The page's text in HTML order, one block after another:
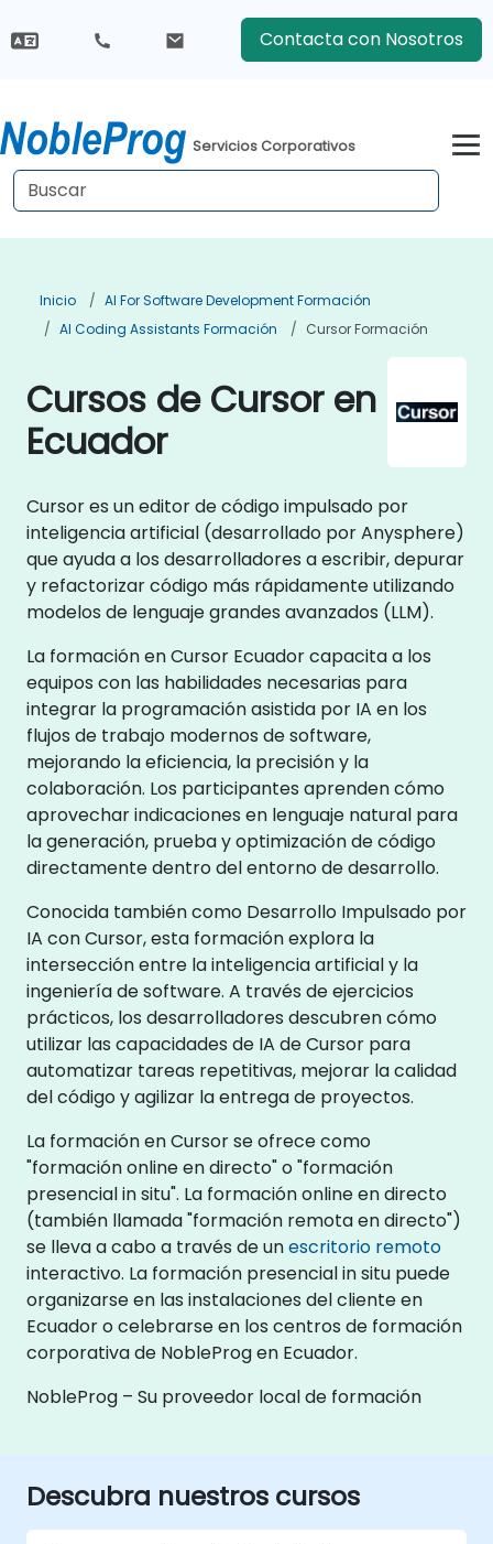
Contacta con Nosotros
Servicios Corporativos
Inicio
AI For Software Development Formación
AI Coding Assistants Formación
Cursor Formación
Cursos de Cursor en
Ecuador
Cursor es un editor de código impulsado por
inteligencia artificial (desarrollado por Anysphere)
que ayuda a los desarrolladores a escribir, depurar
y refactorizar código más rápidamente utilizando
modelos de lenguaje grandes avanzados (LLM).
La formación en Cursor Ecuador capacita a los
equipos con las habilidades necesarias para
integrar la programación asistida por IA en los
flujos de trabajo modernos de software,
mejorando la eficiencia, la precisión y la
colaboración. Los participantes aprenden cómo
aprovechar indicaciones en lenguaje natural para
la generación, prueba y optimización de código
directamente dentro del entorno de desarrollo.
Conocida también como Desarrollo Impulsado por
IA con Cursor, esta formación explora la
intersección entre la inteligencia artificial y la
ingeniería de software. A través de ejercicios
prácticos, los desarrolladores descubren cómo
utilizar las capacidades de IA de Cursor para
automatizar tareas repetitivas, mejorar la calidad
del código y agilizar la entrega de proyectos.
La formación en Cursor se ofrece como
"formación online en directo" o "formación
presencial in situ". La formación online en directo
(también llamada "formación remota en directo")
se lleva a cabo a través de unescritorio remoto
interactivo. La formación presencial in situ puede
organizarse en las instalaciones del cliente en
Ecuador o celebrarse en los centros de formación
corporativa de NobleProg en Ecuador.
NobleProg – Su proveedor local de formación
Descubra nuestros cursos